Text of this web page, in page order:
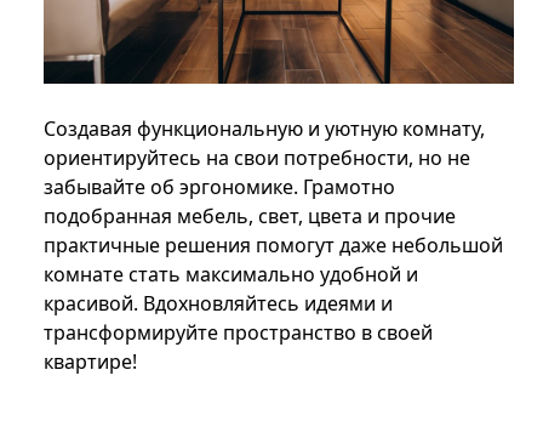
Создавая функциональную и уютную комнату,
ориентируйтесь на свои потребности, но не
забывайте об эргономике. Грамотно
подобранная мебель, свет, цвета и прочие
практичные решения помогут даже небольшой
комнате стать максимально удобной и
красивой. Вдохновляйтесь идеями и
трансформируйте пространство в своей
квартире!